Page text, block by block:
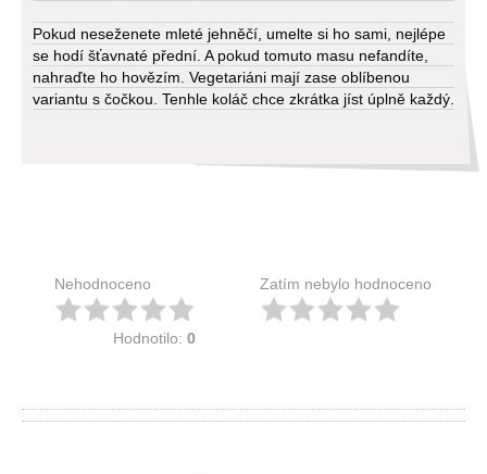
Pokud neseženete mleté jehněčí, umelte si ho sami, nejlépe
se hodí šťavnaté přední. A pokud tomuto masu nefandíte,
nahraďte ho hovězím. Vegetariáni mají zase oblíbenou
variantu s čočkou. Tenhle koláč chce zkrátka jíst úplně každý.
Nehodnoceno
Hodnotilo: 0
Zatím nebylo hodnoceno